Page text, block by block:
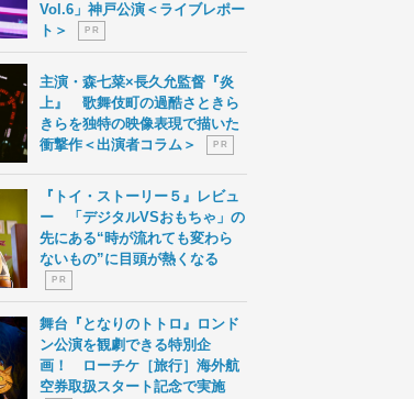
Vol.6」神戸公演＜ライブレポー
ト＞
P R
主演・森七菜×長久允監督『炎
上』 歌舞伎町の過酷さときら
きらを独特の映像表現で描いた
衝撃作＜出演者コラム＞
P R
『トイ・ストーリー５』レビュ
ー 「デジタルVSおもちゃ」の
先にある“時が流れても変わら
ないもの”に目頭が熱くなる
P R
舞台『となりのトトロ』ロンド
ン公演を観劇できる特別企
画！ ローチケ［旅行］海外航
空券取扱スタート記念で実施